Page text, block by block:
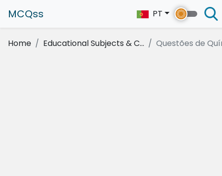
MCQss PT
Home Educational Subjects & C... Questões de